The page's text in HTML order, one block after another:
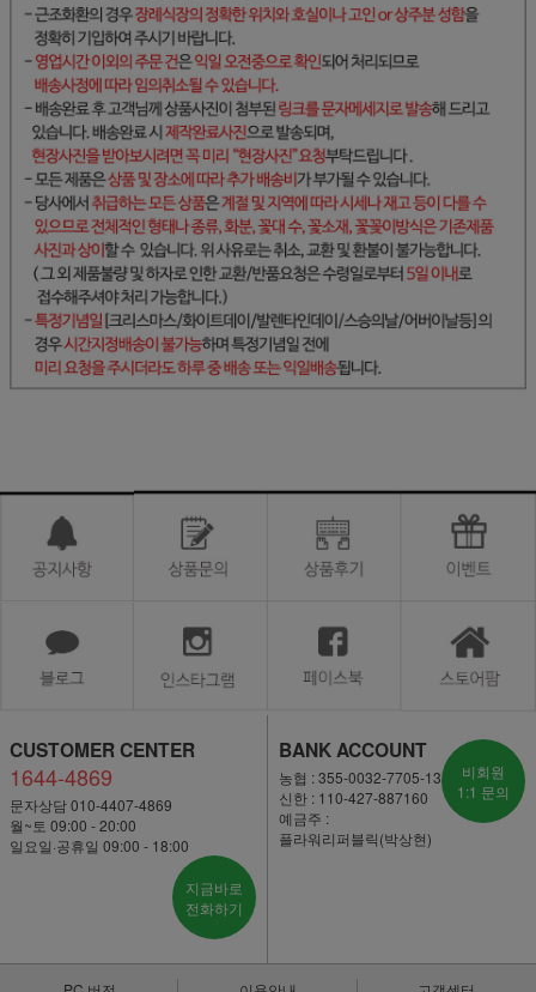
CUSTOMER CENTER
1644-4869
문자상담 010-4407-4869
월~토 09:00 - 20:00
일요일·공휴일 09:00 - 18:00
지금바로
전화하기
BANK ACCOUNT
농협 : 355-0032-7705-13
신한 : 110-427-887160
예금주 :
플라워리퍼블릭(박상현)
비회원
1:1 문의